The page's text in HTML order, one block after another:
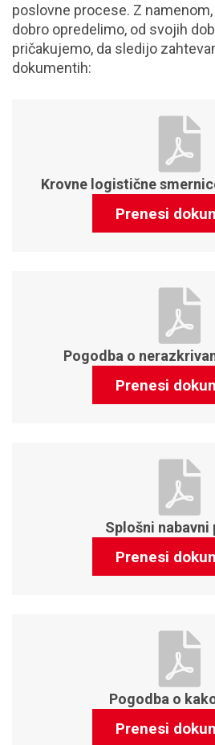
poslovne procese. Z
dobro opredelimo, od svojih
pričakujemo, da sledijo
dokumentih:
Krovne logistične
Prenesi
Pogodba o
Prenesi
Splošni nabavni
Prenesi
Pogodba o
Prenesi